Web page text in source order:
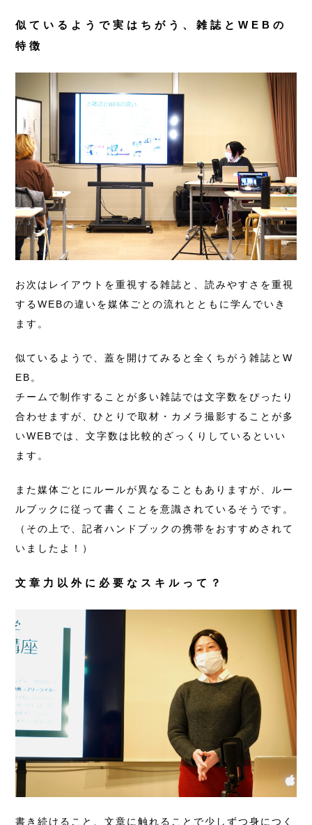
似ているようで実はちがう、雑誌とWEBの
特徴
お次はレイアウトを重視する雑誌と、読みやすさを重視
するWEBの違いを媒体ごとの流れとともに学んでいき
ます。
似ているようで、蓋を開けてみると全くちがう雑誌とW
EB。
チームで制作することが多い雑誌では文字数をぴったり
合わせますが、ひとりで取材・カメラ撮影することが多
いWEBでは、文字数は比較的ざっくりしているといい
ます。
また媒体ごとにルールが異なることもありますが、ルー
ルブックに従って書くことを意識されているそうです。
（その上で、記者ハンドブックの携帯をおすすめされて
いましたよ！）
文章力以外に必要なスキルって？
書き続けること、文章に触れることで少しずつ身につく